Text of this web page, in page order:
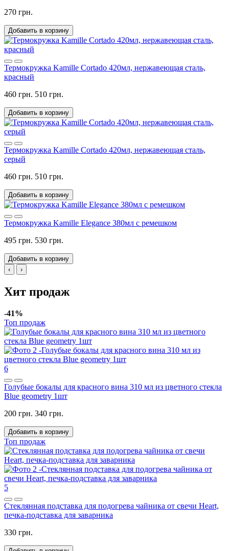
270 грн.
Добавить в корзину
Термокружка Kamille Cortado 420мл, нержавеющая сталь,
красный
460 грн. 510 грн.
Добавить в корзину
Термокружка Kamille Cortado 420мл, нержавеющая сталь,
серый
460 грн. 510 грн.
Добавить в корзину
Термокружка Kamille Elegance 380мл с ремешком
495 грн. 530 грн.
Добавить в корзину
‹
›
Хит продаж
-41%
Топ продаж
6
Голубые бокалы для красного вина 310 мл из цветного стекла
Blue geometry 1шт
200 грн. 340 грн.
Добавить в корзину
Топ продаж
5
Стеклянная подставка для подогрева чайника от свечи Heart,
печка-подставка для заварника
330 грн.